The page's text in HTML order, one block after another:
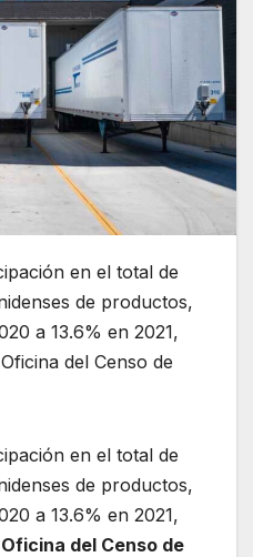
en el total de
de productos,
a 13.6% en 2021,
del Censo de
en el total de
de productos,
a 13.6% en 2021,
Oficina del Censo de